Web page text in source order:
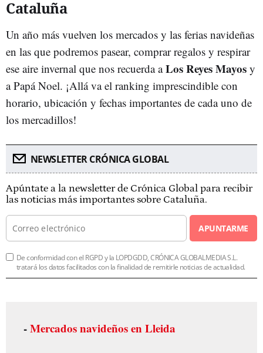
Cataluña
Un año más vuelven los mercados y las ferias navideñas
en las que podremos pasear, comprar regalos y respirar
ese aire invernal que nos recuerda aLos Reyes Mayos y
a Papá Noel. ¡Allá va el ranking imprescindible con
horario, ubicación y fechas importantes de cada uno de
los mercadillos!
NEWSLETTER CRÓNICA GLOBAL
Apúntate a la newsletter de Crónica Global para recibir
las noticias más importantes sobre Cataluña.
APUNTARME
De conformidad con el RGPD y la LOPDGDD, CRÓNICA GLOBALMEDIA S.L.
tratará los datos facilitados con la finalidad de remitirle noticias de actualidad.
-Mercados navideños en Lleida